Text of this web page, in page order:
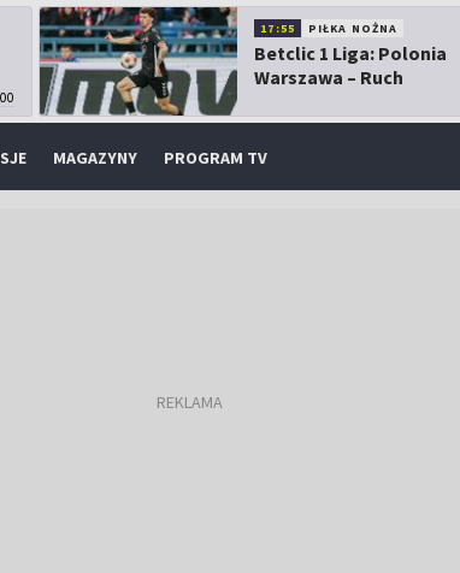
17:55 PIŁKA NOŻNA
Betclic 1 Liga: Polonia
Warszawa – Ruch
MAGAZYNY PROGRAM TV